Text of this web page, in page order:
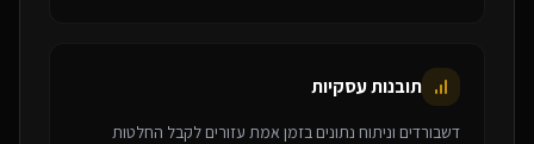
תובנות עסקיות
דשבורדים וניתוח נתונים בזמן אמת עזורים לקבל החלטות